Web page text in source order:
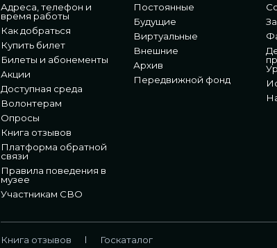
Адреса, телефон и
время работы
Как добраться
Купить билет
Билеты и абонементы
Акции
Доступная среда
Волонтерам
Опросы
Книга отзывов
Платформа обратной
связи
Правила поведения в
музее
Участникам СВО
Постоянные
Будущие
Виртуальные
Внешние
Архив
Передвижной фонд
Книга отзывов Госкаталог